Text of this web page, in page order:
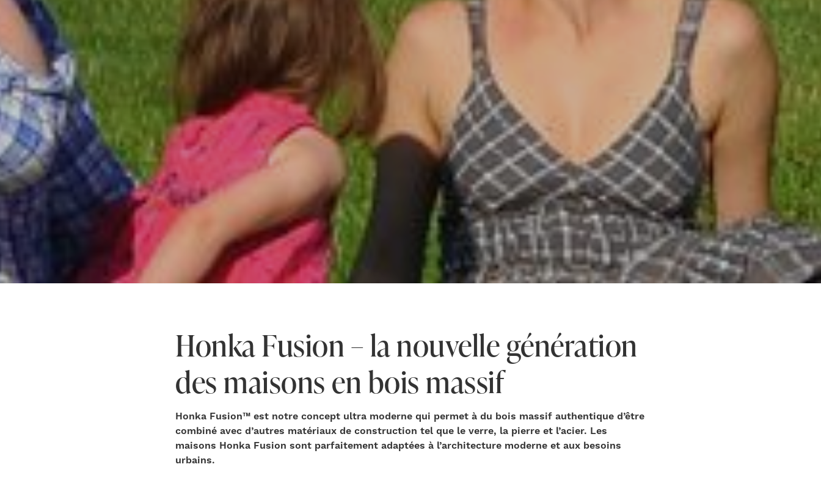
Honka Fusion – la nouvelle génération
des maisons en bois massif
Honka Fusion™ est notre concept ultra moderne qui permet à du bois massif authentique d’être
combiné avec d’autres matériaux de construction tel que le verre, la pierre et l’acier. Les
maisons Honka Fusion sont parfaitement adaptées à l’architecture moderne et aux besoins
urbains.